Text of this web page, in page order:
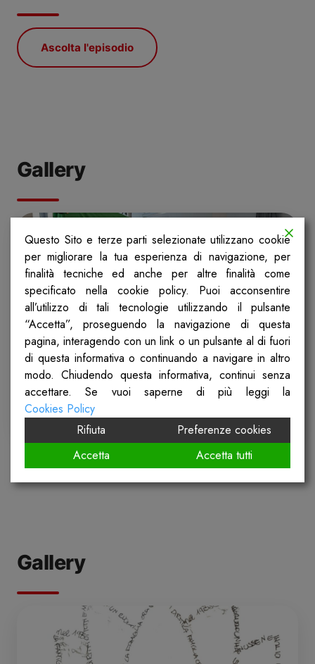
Ascolta l'episodio
Gallery
Gallery
Questo Sito e terze parti selezionate utilizzano cookie
per migliorare la tua esperienza di navigazione, per
finalità tecniche ed anche per altre finalità come
specificato nella cookie policy. Puoi acconsentire
all’utilizzo di tali tecnologie utilizzando il pulsante
“Accetta”, proseguendo la navigazione di questa
pagina, interagendo con un link o un pulsante al di fuori
di questa informativa o continuando a navigare in altro
modo. Chiudendo questa informativa, continui senza
accettare. Se vuoi saperne di più leggi la
Cookies Policy
Rifiuta
Preferenze cookies
Accetta
Accetta tutti